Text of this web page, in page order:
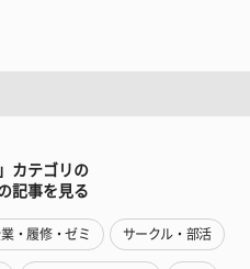
カテゴリの
記事を見る
・履修・ゼミ サークル・部活